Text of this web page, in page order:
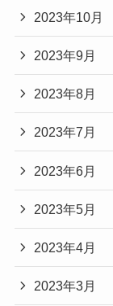
2023年10月
2023年9月
2023年8月
2023年7月
2023年6月
2023年5月
2023年4月
2023年3月